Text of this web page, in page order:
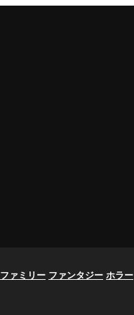
ファミリー ファンタジー ホラー